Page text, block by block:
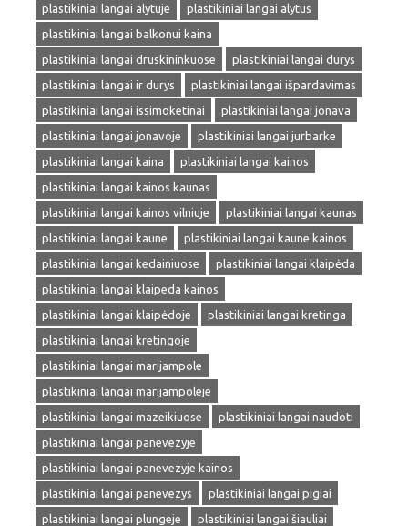
plastikiniai langai alytuje
plastikiniai langai alytus
plastikiniai langai balkonui kaina
plastikiniai langai druskininkuose
plastikiniai langai durys
plastikiniai langai ir durys
plastikiniai langai išpardavimas
plastikiniai langai issimoketinai
plastikiniai langai jonava
plastikiniai langai jonavoje
plastikiniai langai jurbarke
plastikiniai langai kaina
plastikiniai langai kainos
plastikiniai langai kainos kaunas
plastikiniai langai kainos vilniuje
plastikiniai langai kaunas
plastikiniai langai kaune
plastikiniai langai kaune kainos
plastikiniai langai kedainiuose
plastikiniai langai klaipėda
plastikiniai langai klaipeda kainos
plastikiniai langai klaipėdoje
plastikiniai langai kretinga
plastikiniai langai kretingoje
plastikiniai langai marijampole
plastikiniai langai marijampoleje
plastikiniai langai mazeikiuose
plastikiniai langai naudoti
plastikiniai langai panevezyje
plastikiniai langai panevezyje kainos
plastikiniai langai panevezys
plastikiniai langai pigiai
plastikiniai langai plungeje
plastikiniai langai šiauliai